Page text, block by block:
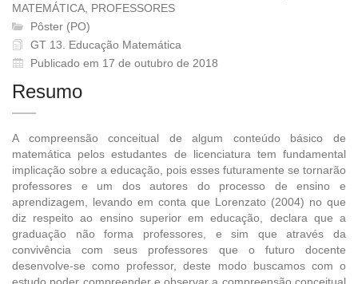
MATEMÁTICA, PROFESSORES
Pôster (PO)
GT 13. Educação Matemática
Publicado em 17 de outubro de 2018
Resumo
A compreensão conceitual de algum conteúdo básico de
matemática pelos estudantes de licenciatura tem fundamental
implicação sobre a educação, pois esses futuramente se tornarão
professores e um dos autores do processo de ensino e
aprendizagem, levando em conta que Lorenzato (2004) no que
diz respeito ao ensino superior em educação, declara que a
graduação não forma professores, e sim que através da
convivência com seus professores que o futuro docente
desenvolve-se como professor, deste modo buscamos com o
estudo poder compreender e observar a compreensão conceitual